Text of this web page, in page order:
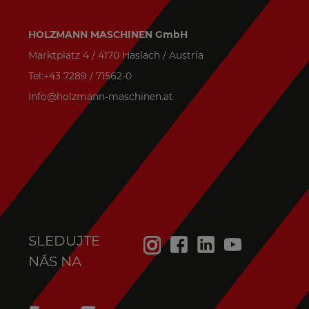
HOLZMANN MASCHINEN GmbH
Marktplatz 4 / 4170 Haslach / Austria
Tel:+43 7289 / 71562-0
info@holzmann-maschinen.at
SLEDUJTE
NÁS NA